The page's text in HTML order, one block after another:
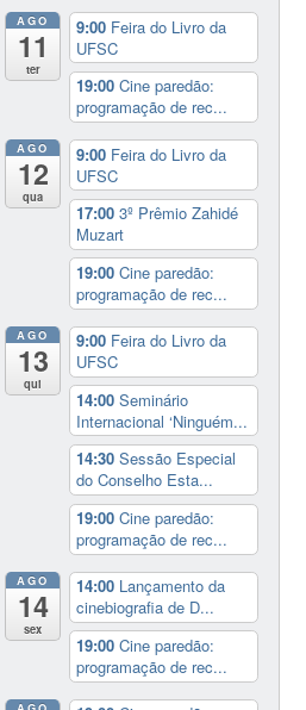
AGO
11
ter
9:00 Feira do Livro da
UFSC
19:00Cine paredão:
programação de rec...
AGO
12
qua
9:00 Feira do Livro da
UFSC
17:003º Prêmio Zahidé
Muzart
19:00Cine paredão:
programação de rec...
AGO
13
qui
9:00 Feira do Livro da
UFSC
14:00Seminário
Internacional ‘Ninguém...
14:30Sessão Especial
do Conselho Esta...
19:00Cine paredão:
programação de rec...
AGO
14
sex
14:00 Lançamento da
cinebiografia de D...
19:00Cine paredão:
programação de rec...